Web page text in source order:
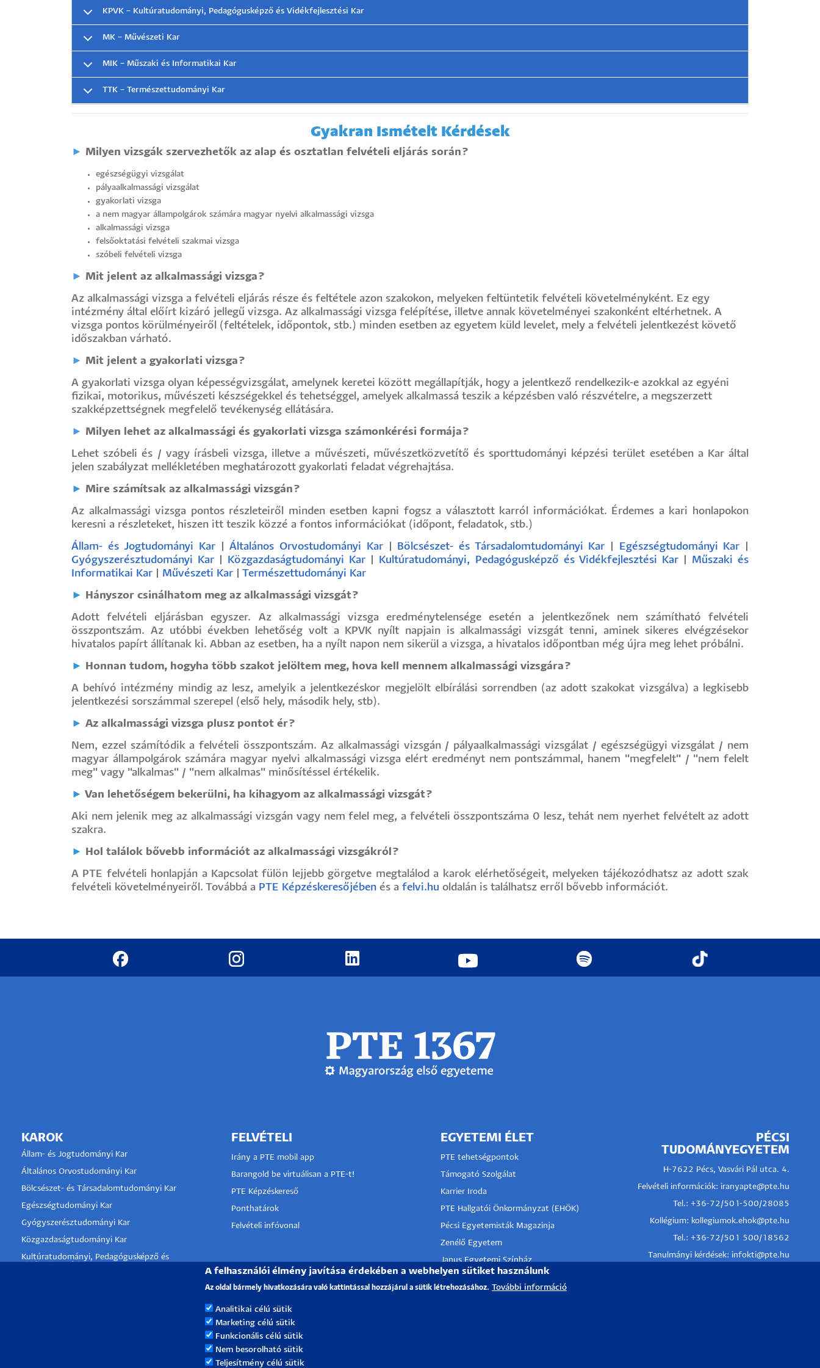
KPVK – Kultúratudományi, Pedagógusképző és Vidékfejlesztési Kar
MK – Művészeti Kar
MIK – Műszaki és Informatikai Kar
TTK – Természettudományi Kar
Gyakran Ismételt Kérdések
► Milyen vizsgák szervezhetők az alap és osztatlan felvételi eljárás során?
egészségügyi vizsgálat
pályaalkalmassági vizsgálat
gyakorlati vizsga
a nem magyar állampolgárok számára magyar nyelvi alkalmassági vizsga
alkalmassági vizsga
felsőoktatási felvételi szakmai vizsga
szóbeli felvételi vizsga
► Mit jelent az alkalmassági vizsga?
Az alkalmassági vizsga a felvételi eljárás része és feltétele azon szakokon, melyeken feltüntetik felvételi követelményként. Ez egy
intézmény által előírt kizáró jellegű vizsga. Az alkalmassági vizsga felépítése, illetve annak követelményei szakonként eltérhetnek. A
vizsga pontos körülményeiről (feltételek, időpontok, stb.) minden esetben az egyetem küld levelet, mely a felvételi jelentkezést követő
időszakban várható.
► Mit jelent a gyakorlati vizsga?
A gyakorlati vizsga olyan képességvizsgálat, amelynek keretei között megállapítják, hogy a jelentkező rendelkezik-e azokkal az egyéni
fizikai, motorikus, művészeti készségekkel és tehetséggel, amelyek alkalmassá teszik a képzésben való részvételre, a megszerzett
szakképzettségnek megfelelő tevékenység ellátására.
► Milyen lehet az alkalmassági és gyakorlati vizsga számonkérési formája?
Lehet szóbeli és / vagy írásbeli vizsga, illetve a művészeti, művészetközvetítő és sporttudományi képzési terület esetében a Kar által
jelen szabályzat mellékletében meghatározott gyakorlati feladat végrehajtása.
► Mire számítsak az alkalmassági vizsgán?
Az alkalmassági vizsga pontos részleteiről minden esetben kapni fogsz a választott karról információkat. Érdemes a kari honlapokon
keresni a részleteket, hiszen itt teszik közzé a fontos információkat (időpont, feladatok, stb.)
Állam- és Jogtudományi Kar |Általános Orvostudományi Kar| Bölcsészet- és Társadalomtudományi Kar Egészségtudományi Kar
Gyógyszerésztudományi Kar
Közgazdaságtudományi Kar Kultúratudományi, Pedagógusképző és Vidékfejlesztési Kar| Műszaki és
Informatikai Kar
Művészeti Kar Természettudományi Kar
► Hányszor csinálhatom meg az alkalmassági vizsgát?
Adott felvételi eljárásban egyszer. Az alkalmassági vizsga eredménytelensége esetén a jelentkezőnek nem számítható felvételi
összpontszám. Az utóbbi években lehetőség volt a KPVK nyílt napjain is alkalmassági vizsgát tenni, aminek sikeres elvégzésekor
hivatalos papírt állítanak ki. Abban az esetben, ha a nyílt napon nem sikerül a vizsga, a hivatalos időpontban még újra meg lehet próbálni.
► Honnan tudom, hogyha több szakot jelöltem meg, hova kell mennem alkalmassági vizsgára?
A behívó intézmény mindig az lesz, amelyik a jelentkezéskor megjelölt elbírálási sorrendben (az adott szakokat vizsgálva) a legkisebb
jelentkezési sorszámmal szerepel (első hely, második hely, stb).
► Az alkalmassági vizsga plusz pontot ér?
Nem, ezzel számítódik a felvételi összpontszám. Az alkalmassági vizsgán / pályaalkalmassági vizsgálat / egészségügyi vizsgálat / nem
magyar állampolgárok számára magyar nyelvi alkalmassági vizsga elért eredményt nem pontszámmal, hanem "megfelelt" / "nem felelt
meg" vagy "alkalmas" / "nem alkalmas" minősítéssel értékelik.
► Van lehetőségem bekerülni, ha kihagyom az alkalmassági vizsgát?
Aki nem jelenik meg az alkalmassági vizsgán vagy nem felel meg, a felvételi összpontszáma 0 lesz, tehát nem nyerhet felvételt az adott
szakra.
► Hol találok bővebb információt az alkalmassági vizsgákról?
A PTE felvételi honlapján a Kapcsolat fülön lejjebb görgetve megtalálod a karok elérhetőségeit, melyeken tájékozódhatsz az adott szak
felvételi követelményeiről. Továbbá a PTE Képzéskeresőjében és a felvi.hu oldalán is találhatsz erről bővebb információt.
KAROK
Állam- és Jogtudományi Kar
Általános Orvostudományi Kar
Bölcsészet- és Társadalomtudományi Kar
Egészségtudományi Kar
Gyógyszerésztudományi Kar
Közgazdaságtudományi Kar
Kultúratudományi, Pedagógusképző és
FELVÉTELI
Irány a PTE mobil app
Barangold be virtuálisan a PTE-t!
PTE Képzéskereső
Ponthatárok
Felvételi infóvonal
EGYETEMI ÉLET
PTE tehetségpontok
Támogató Szolgálat
Karrier Iroda
PTE Hallgatói Önkormányzat (EHÖK)
Pécsi Egyetemisták Magazinja
Zenélő Egyetem
Janus Egyetemi Színház
Egyetemi sport
PÉCSI
TUDOMÁNYEGYETEM
H-7622 Pécs, Vasvári Pál utca. 4.
Felvételi információk: iranyapte@pte.hu
Tel.: +36-72/501-500/28085
Kollégium: kollegiumok.ehok@pte.hu
Tel.: +36-72/501 500/18562
Tanulmányi kérdések: infokti@pte.hu
A felhasználói élmény javítása érdekében a webhelyen sütiket használunk
Az oldal bármely hivatkozására való kattintással hozzájárul a sütik létrehozásához. További információ
Analitikai célú sütik
Marketing célú sütik
Funkcionális célú sütik
Nem besorolható sütik
Teljesítmény célú sütik